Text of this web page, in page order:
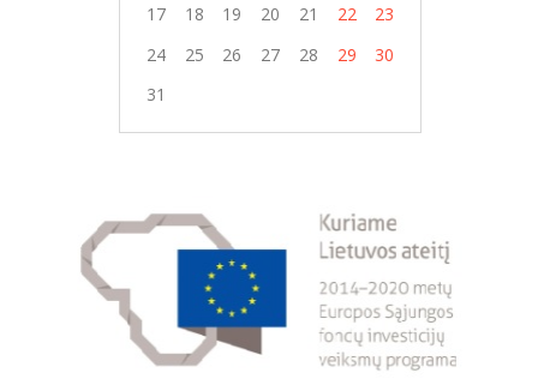
17
18 19 20 21 22
23
24
25 26 27 28 29
30
31